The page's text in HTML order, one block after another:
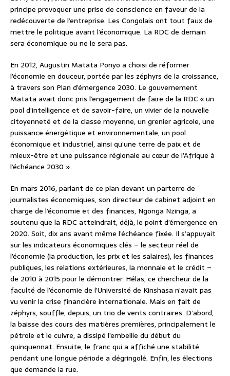
principe provoquer une prise de conscience en faveur de la
redécouverte de l’entreprise. Les Congolais ont tout faux de
mettre le politique avant l’économique. La RDC de demain
sera économique ou ne le sera pas.
En 2012, Augustin Matata Ponyo a choisi de réformer
l’économie en douceur, portée par les zéphyrs de la croissance,
à travers son Plan d’émergence 2030. Le gouvernement
Matata avait donc pris l’engagement de faire de la RDC « un
pool d’intelligence et de savoir-faire, un vivier de la nouvelle
citoyenneté et de la classe moyenne, un grenier agricole, une
puissance énergétique et environnementale, un pool
économique et industriel, ainsi qu’une terre de paix et de
mieux-être et une puissance régionale au cœur de l’Afrique à
l’échéance 2030 ».
En mars 2016, parlant de ce plan devant un parterre de
journalistes économiques, son directeur de cabinet adjoint en
charge de l’économie et des finances, Ngonga Nzinga, a
soutenu que la RDC atteindrait, déjà, le point d’émergence en
2020. Soit, dix ans avant même l’échéance fixée. Il s’appuyait
sur les indicateurs économiques clés – le secteur réel de
l’économie (la production, les prix et les salaires), les finances
publiques, les relations extérieures, la monnaie et le crédit –
de 2010 à 2015 pour le démontrer. Hélas, ce chercheur de la
faculté de l’économie de l’Université de Kinshasa n’avait pas
vu venir la crise financière internationale. Mais en fait de
zéphyrs, souffle, depuis, un trio de vents contraires. D’abord,
la baisse des cours des matières premières, principalement le
pétrole et le cuivre, a dissipé l’embellie du début du
quinquennat. Ensuite, le franc qui a affiché une stabilité
pendant une longue période a dégringolé. Enfin, les élections
que demande la rue.